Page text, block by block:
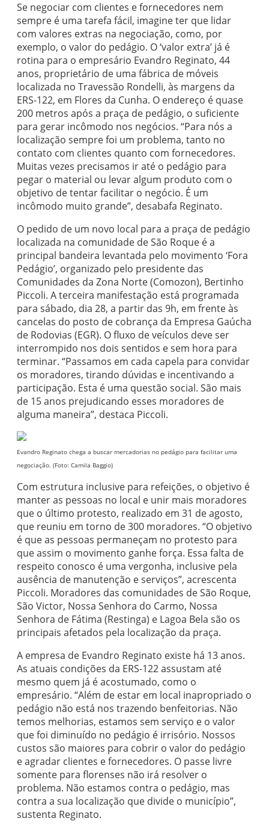
Se negociar com clientes e fornecedores nem
sempre é uma tarefa fácil, imagine ter que lidar
com valores extras na negociação, como, por
exemplo, o valor do pedágio. O ‘valor extra’ já é
rotina para o empresário Evandro Reginato, 44
anos, proprietário de uma fábrica de móveis
localizada no Travessão Rondelli, às margens da
ERS-122, em Flores da Cunha. O endereço é quase
200 metros após a praça de pedágio, o suficiente
para gerar incômodo nos negócios. “Para nós a
localização sempre foi um problema, tanto no
contato com clientes quanto com fornecedores.
Muitas vezes precisamos ir até o pedágio para
pegar o material ou levar algum produto com o
objetivo de tentar facilitar o negócio. É um
incômodo muito grande”, desabafa Reginato.
O pedido de um novo local para a praça de pedágio
localizada na comunidade de São Roque é a
principal bandeira levantada pelo movimento ‘Fora
Pedágio’, organizado pelo presidente das
Comunidades da Zona Norte (Comozon), Bertinho
Piccoli. A terceira manifestação está programada
para sábado, dia 28, a partir das 9h, em frente às
cancelas do posto de cobrança da Empresa Gaúcha
de Rodovias (EGR). O fluxo de veículos deve ser
interrompido nos dois sentidos e sem hora para
terminar. “Passamos em cada capela para convidar
os moradores, tirando dúvidas e incentivando a
participação. Esta é uma questão social. São mais
de 15 anos prejudicando esses moradores de
alguma maneira”, destaca Piccoli.
Evandro Reginato chega a buscar mercadorias no pedágio para facilitar uma
negociação. (Foto: Camila Baggio)
Com estrutura inclusive para refeições, o objetivo é
manter as pessoas no local e unir mais moradores
que o último protesto, realizado em 31 de agosto,
que reuniu em torno de 300 moradores. “O objetivo
é que as pessoas permaneçam no protesto para
que assim o movimento ganhe força. Essa falta de
respeito conosco é uma vergonha, inclusive pela
ausência de manutenção e serviços”, acrescenta
Piccoli. Moradores das comunidades de São Roque,
São Victor, Nossa Senhora do Carmo, Nossa
Senhora de Fátima (Restinga) e Lagoa Bela são os
principais afetados pela localização da praça.
A empresa de Evandro Reginato existe há 13 anos.
As atuais condições da ERS-122 assustam até
mesmo quem já é acostumado, como o
empresário. “Além de estar em local inapropriado o
pedágio não está nos trazendo benfeitorias. Não
temos melhorias, estamos sem serviço e o valor
que foi diminuído no pedágio é irrisório. Nossos
custos são maiores para cobrir o valor do pedágio
e agradar clientes e fornecedores. O passe livre
somente para florenses não irá resolver o
problema. Não estamos contra o pedágio, mas
contra a sua localização que divide o município”,
sustenta Reginato.